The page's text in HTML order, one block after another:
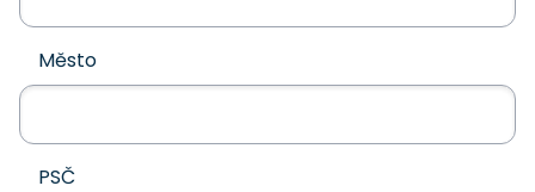
Město
PSČ